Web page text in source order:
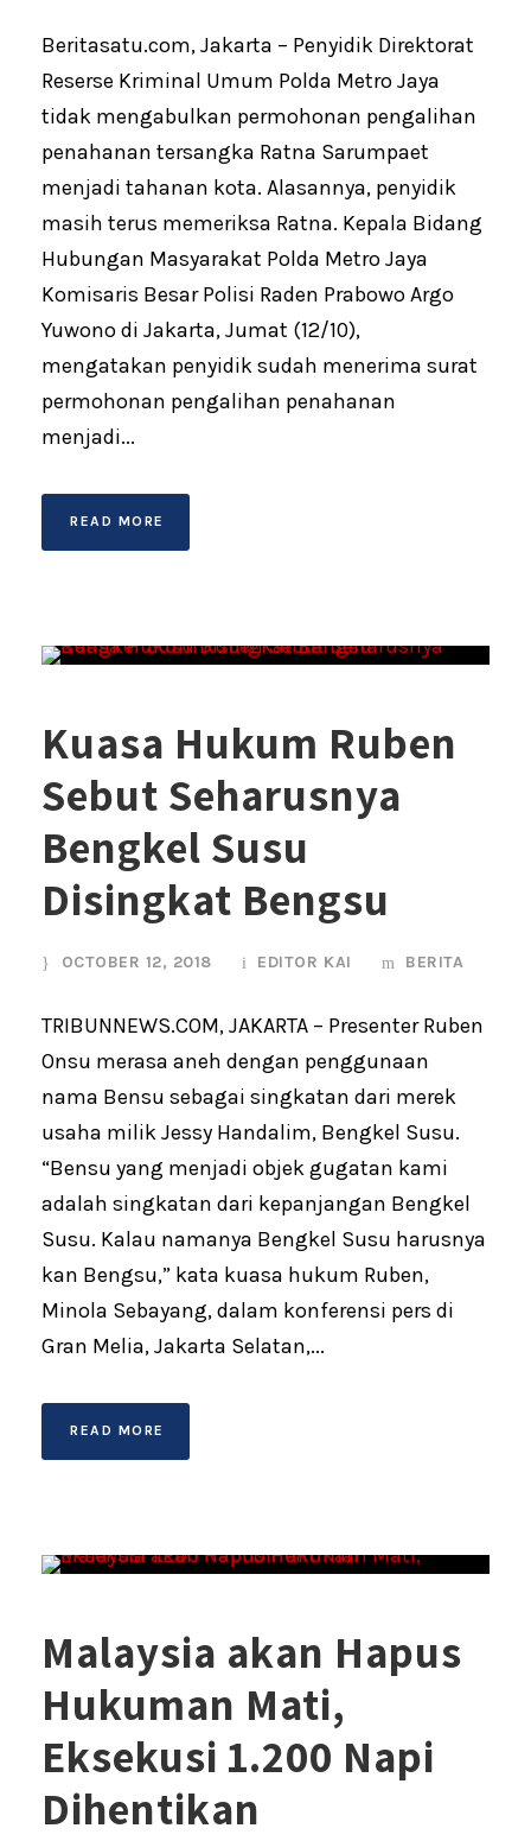
Beritasatu.com, Jakarta – Penyidik Direktorat
Reserse Kriminal Umum Polda Metro Jaya
tidak mengabulkan permohonan pengalihan
penahanan tersangka Ratna Sarumpaet
menjadi tahanan kota. Alasannya, penyidik
masih terus memeriksa Ratna. Kepala Bidang
Hubungan Masyarakat Polda Metro Jaya
Komisaris Besar Polisi Raden Prabowo Argo
Yuwono di Jakarta, Jumat (12/10),
mengatakan penyidik sudah menerima surat
permohonan pengalihan penahanan
menjadi...
READ MORE
Kuasa Hukum Ruben
Sebut Seharusnya
Bengkel Susu
Disingkat Bengsu
OCTOBER 12, 2018 EDITOR KAI BERITA
TRIBUNNEWS.COM, JAKARTA – Presenter Ruben
Onsu merasa aneh dengan penggunaan
nama Bensu sebagai singkatan dari merek
usaha milik Jessy Handalim, Bengkel Susu.
“Bensu yang menjadi objek gugatan kami
adalah singkatan dari kepanjangan Bengkel
Susu. Kalau namanya Bengkel Susu harusnya
kan Bengsu,” kata kuasa hukum Ruben,
Minola Sebayang, dalam konferensi pers di
Gran Melia, Jakarta Selatan,...
READ MORE
Malaysia akan Hapus
Hukuman Mati,
Eksekusi 1.200 Napi
Dihentikan